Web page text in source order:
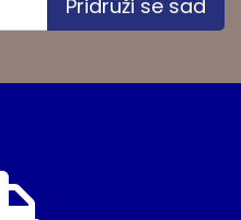
Pridruži se sad